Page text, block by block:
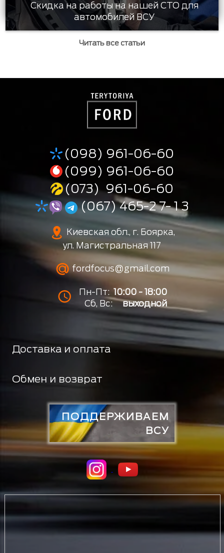
Скидка на работы на нашей СТО для
автомобилей ВСУ
Читать все статьи
(098) 961-06-60
(099) 961-06-60
(073) 961-06-60
(067) 465-2 7- 1 3
Киевская обл., г. Боярка,
ул. Магистральная 117
fordfocus@gmail.com
Пн-Пт: 10:00 - 18:00
Сб, Вс:
выходной
Доставка и оплата
Обмен и возврат
ПОДДЕРЖИВАЕМ
ВСУ